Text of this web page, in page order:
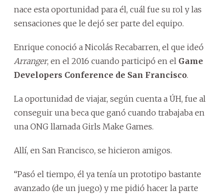
nace esta oportunidad para él, cuál fue su rol y las
sensaciones que le dejó ser parte del equipo.
Enrique conoció a Nicolás Recabarren, el que ideó
Arranger, en el 2016 cuando participó en el Game
Developers Conference de San Francisco.
La oportunidad de viajar, según cuenta a ÚH, fue al
conseguir una beca que ganó cuando trabajaba en
una ONG llamada Girls Make Games.
Allí, en San Francisco, se hicieron amigos.
“Pasó el tiempo, él ya tenía un prototipo bastante
avanzado (de un juego) y me pidió hacer la parte